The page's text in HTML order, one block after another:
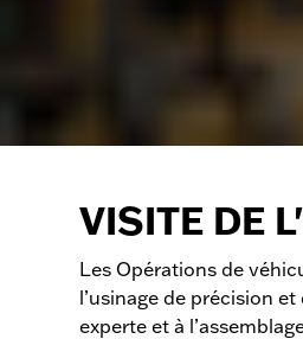
VISITE DE
Les Opérations de
l’usinage de précision
experte et à